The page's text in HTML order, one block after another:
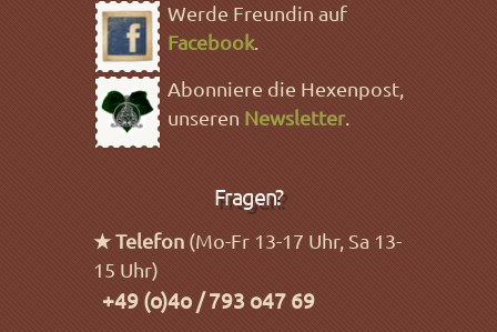
Werde Freundin auf
Facebook.
Abonniere die Hexenpost,
unseren Newsletter.
Fragen?
★ Telefon (Mo-Fr 13-17 Uhr, Sa 13-
15 Uhr)
+49 (o)4o / 793 o47 69